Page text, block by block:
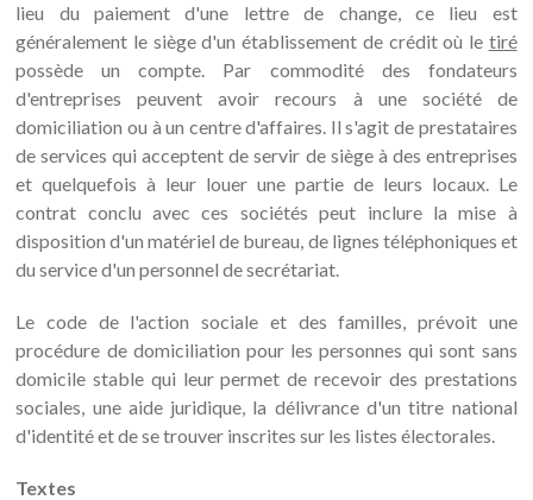
lieu du paiement d'une lettre de change, ce lieu est
généralement le siège d'un établissement de crédit où le tiré
possède un compte. Par commodité des fondateurs
d'entreprises peuvent avoir recours à une société de
domiciliation ou à un centre d'affaires. Il s'agit de prestataires
de services qui acceptent de servir de siège à des entreprises
et quelquefois à leur louer une partie de leurs locaux. Le
contrat conclu avec ces sociétés peut inclure la mise à
disposition d'un matériel de bureau, de lignes téléphoniques et
du service d'un personnel de secrétariat.
Le code de l'action sociale et des familles, prévoit une
procédure de domiciliation pour les personnes qui sont sans
domicile stable qui leur permet de recevoir des prestations
sociales, une aide juridique, la délivrance d'un titre national
d'identité et de se trouver inscrites sur les listes électorales.
Textes